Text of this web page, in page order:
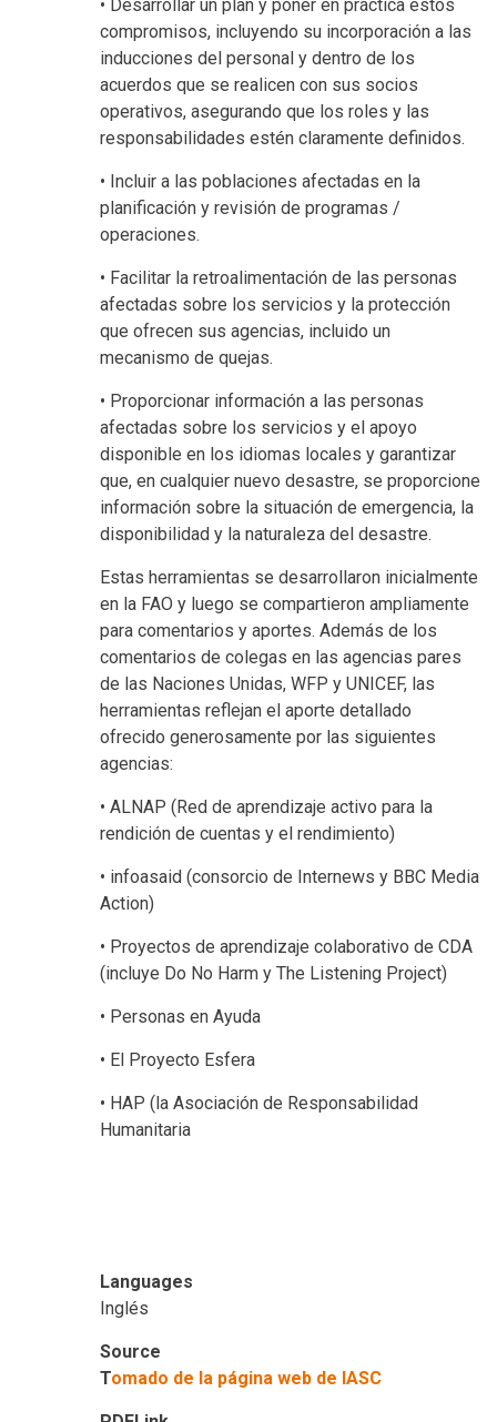
• Desarrollar un plan y poner en práctica estos
compromisos, incluyendo su incorporación a las
inducciones del personal y dentro de los
acuerdos que se realicen con sus socios
operativos, asegurando que los roles y las
responsabilidades estén claramente definidos.
• Incluir a las poblaciones afectadas en la
planificación y revisión de programas /
operaciones.
• Facilitar la retroalimentación de las personas
afectadas sobre los servicios y la protección
que ofrecen sus agencias, incluido un
mecanismo de quejas.
• Proporcionar información a las personas
afectadas sobre los servicios y el apoyo
disponible en los idiomas locales y garantizar
que, en cualquier nuevo desastre, se proporcione
información sobre la situación de emergencia, la
disponibilidad y la naturaleza del desastre.
Estas herramientas se desarrollaron inicialmente
en la FAO y luego se compartieron ampliamente
para comentarios y aportes. Además de los
comentarios de colegas en las agencias pares
de las Naciones Unidas, WFP y UNICEF, las
herramientas reflejan el aporte detallado
ofrecido generosamente por las siguientes
agencias:
• ALNAP (Red de aprendizaje activo para la
rendición de cuentas y el rendimiento)
• infoasaid (consorcio de Internews y BBC Media
Action)
• Proyectos de aprendizaje colaborativo de CDA
(incluye Do No Harm y The Listening Project)
• Personas en Ayuda
• El Proyecto Esfera
• HAP (la Asociación de Responsabilidad
Humanitaria
Languages
Inglés
Source
Tomado de la página web de IASC